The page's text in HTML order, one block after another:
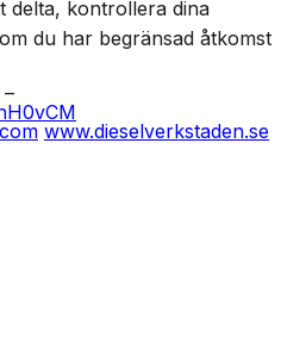
delta, kontrollera dina
du har begränsad åtkomst
www.dieselverkstaden.se